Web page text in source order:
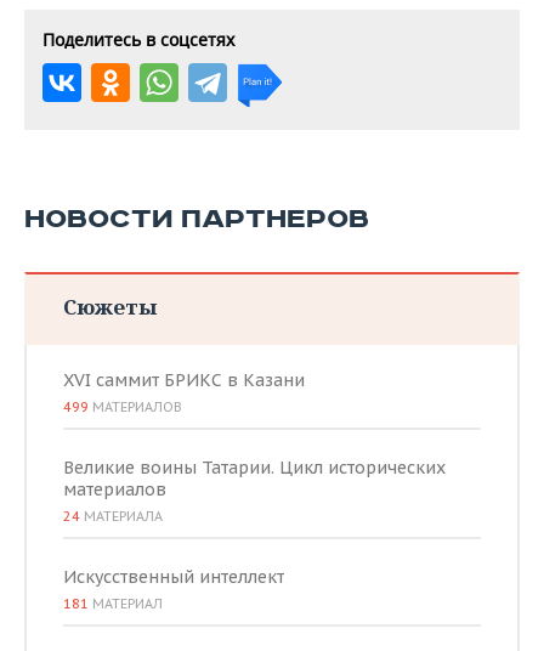
Поделитесь в соцсетях
НОВОСТИ ПАРТНЕРОВ
Сюжеты
XVI саммит БРИКС в Казани
499 МАТЕРИАЛОВ
Великие воины Татарии. Цикл исторических
материалов
24 МАТЕРИАЛА
Искусственный интеллект
181 МАТЕРИАЛ